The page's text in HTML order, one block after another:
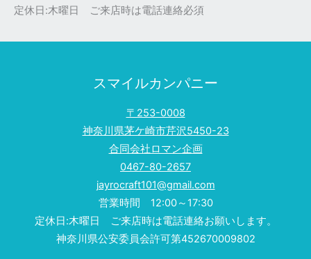
定休日:木曜日 ご来店時は電話連絡必須
スマイルカンパニー
〒253-0008
神奈川県茅ケ崎市芹沢5450-23
合同会社ロマン企画
0467-80-2657
jayrocraft101@gmail.com
営業時間 12:00～17:30
定休日:木曜日 ご来店時は電話連絡お願いします。
神奈川県公安委員会許可第452670009802